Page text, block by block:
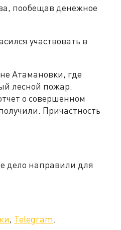
пообещав денежное
участвовать в
Атамановки, где
лесной пожар.
о совершенном
Причастность
дело направили для
, Telegram.